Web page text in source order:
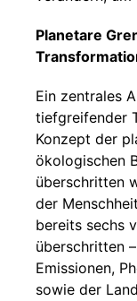
Planetare
Ein zentrales
tiefgreifender
Konzept der
ökologischen
überschritten
der
bereits sechs
überschritten
Emissionen,
sowie der